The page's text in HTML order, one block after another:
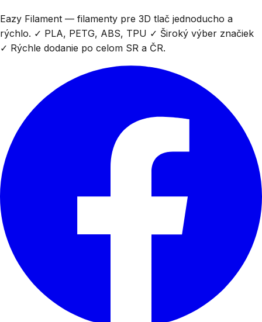
Eazy Filament — filamenty pre 3D tlač jednoducho a
rýchlo. ✓ PLA, PETG, ABS, TPU ✓ Široký výber značiek
✓ Rýchle dodanie po celom SR a ČR.